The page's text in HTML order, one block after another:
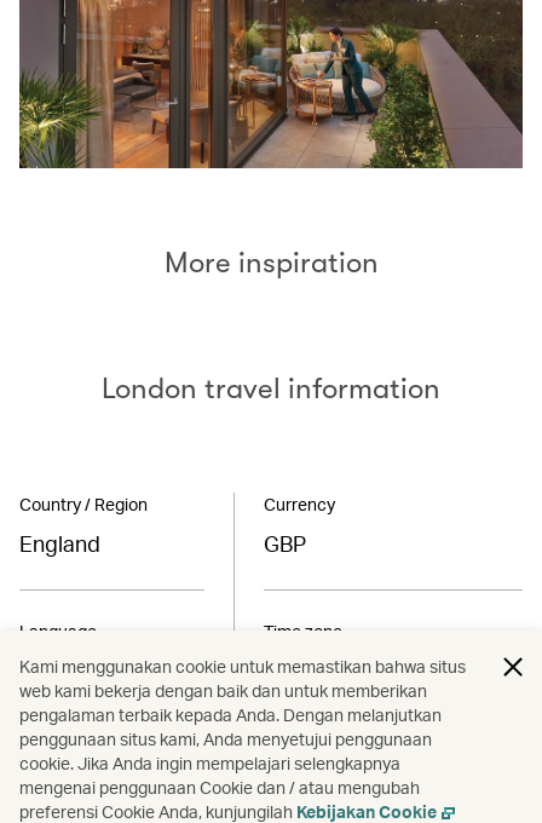
More inspiration
London travel information
Country / Region
England
Language
English
Airport code
LHR, LGW
Currency
GBP
Time zone
GMT/ GMT +01:00
Climate
Subtropical oceanic
Kami menggunakan cookie untuk memastikan bahwa situs
web kami bekerja dengan baik dan untuk memberikan
pengalaman terbaik kepada Anda. Dengan melanjutkan
penggunaan situs kami, Anda menyetujui penggunaan
cookie. Jika Anda ingin mempelajari selengkapnya
mengenai penggunaan Cookie dan / atau mengubah
preferensi Cookie Anda, kunjungilah Kebijakan Cookie